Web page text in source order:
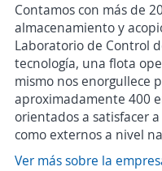
Contamos con más de
almacenamiento y
Laboratorio de Control
tecnología, una flota
mismo nos enorgullece
aproximadamente 400
orientados a satisfacer
como externos a nivel
Ver más sobre la